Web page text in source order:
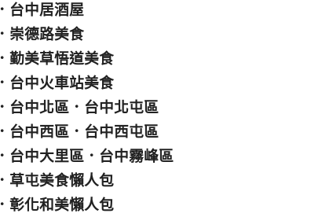
． 台中居酒屋
． 崇德路美食
．勤美草悟道美食
． 台中火車站美食
． 台中北區 ． 台中北屯區
． 台中西區 ． 台中西屯區
． 台中大里區 ． 台中霧峰區
． 草屯美食懶人包
．彰化和美懶人包